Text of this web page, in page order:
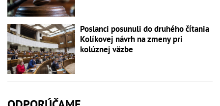
Poslanci posunuli do druhého čítania
Kolíkovej návrh na zmeny pri
kolúznej väzbe